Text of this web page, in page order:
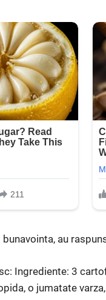
au
Ingrediente: 3
o jumatate